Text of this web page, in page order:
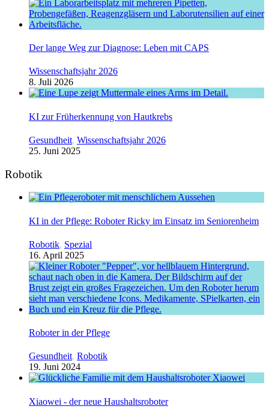
Der lange Weg zur Diagnose: Leben mit CAPS
Wissenschaftsjahr 2026
8. Juli 2026
KI zur Früherkennung von Hautkrebs
Gesundheit, Wissenschaftsjahr 2026
25. Juni 2025
Robotik
KI in der Pflege: Roboter Ricky im Einsatz im Seniorenheim
Robotik, Spezial
16. April 2025
Roboter in der Pflege
Gesundheit, Robotik
19. Juni 2024
Xiaowei - der neue Haushaltsroboter